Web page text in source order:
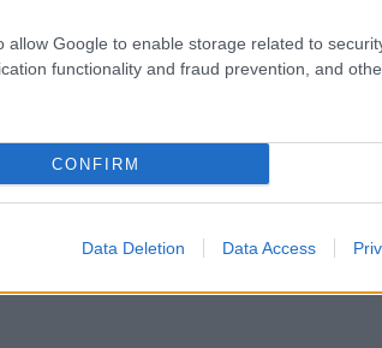
allow Google to enable storage related to
functionality and fraud prevention, and
CONFIRM
Data Deletion Data Access